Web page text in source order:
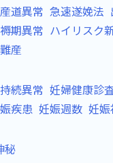
産道異常 急速遂娩法
期異常 ハイリスク
難産
続異常 妊婦健康診
疾患 妊娠週数 妊
秘